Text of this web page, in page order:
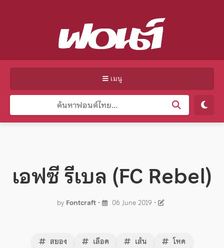
เมนู
เอฟซี รีเบล (FC Rebel)
by Fontcraft • 06 June 2019 •
สยอง เลือด เส้น โหด